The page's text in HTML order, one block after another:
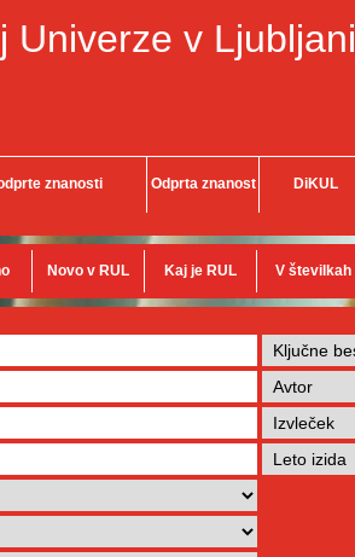
Univerze v Ljubljani
znanosti Odprta znanost DiKUL
Novo v RUL Kaj je RUL V številkah